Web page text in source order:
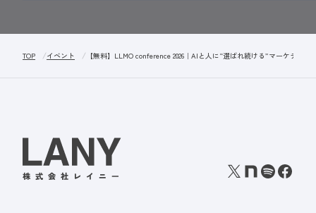
TOP イベント 【無料】LLMO conference 2026｜AIと人に“選ばれ続ける”マーケティ